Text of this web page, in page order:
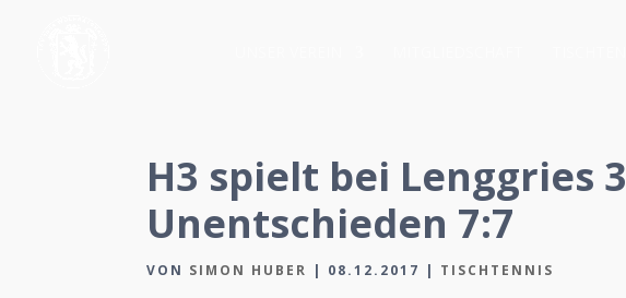
H3 spielt bei Lenggries 3
Unentschieden 7:7
VON SIMON HUBER | 08.12.2017 | TISCHTENNIS